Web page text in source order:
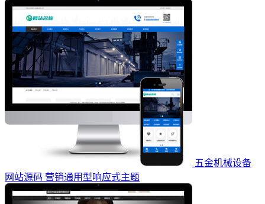
五金机械设备
网站源码 营销通用型响应式主题